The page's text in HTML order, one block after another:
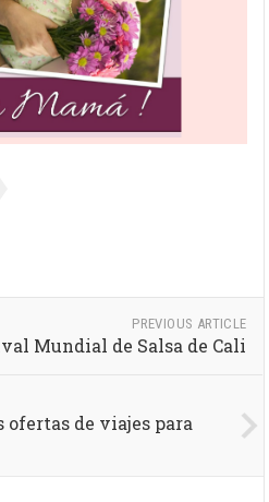
PREVIOUS ARTICLE
Mundial de Salsa de Cali
ofertas de viajes para